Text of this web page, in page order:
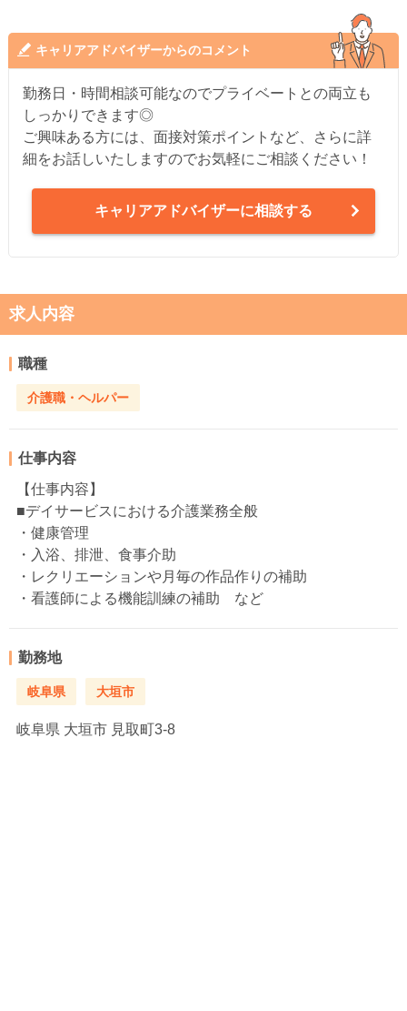
キャリアアドバイザーからのコメント
勤務日・時間相談可能なのでプライベートとの両立も
しっかりできます◎
ご興味ある方には、面接対策ポイントなど、さらに詳
細をお話しいたしますのでお気軽にご相談ください！
キャリアアドバイザーに相談する
求人内容
職種
介護職・ヘルパー
仕事内容
【仕事内容】
■デイサービスにおける介護業務全般
・健康管理
・入浴、排泄、食事介助
・レクリエーションや月毎の作品作りの補助
・看護師による機能訓練の補助 など
勤務地
岐阜県 大垣市
岐阜県 大垣市 見取町3-8